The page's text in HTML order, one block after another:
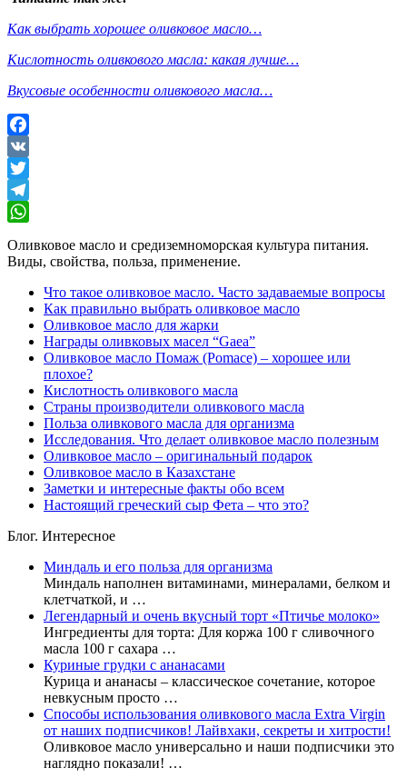
Как выбрать хорошее оливковое масло…
Кислотность оливкового масла: какая лучше…
Вкусовые особенности оливкового масла…
Facebook
VK
Twitter
Telegram
Оливковое масло и средиземноморская культура питания.
Виды, свойства, польза, применение.
Что такое оливковое масло. Часто задаваемые вопросы
Как правильно выбрать оливковое масло
Оливковое масло для жарки
Награды оливковых масел “Gaea”
Оливковое масло Помаж (Pomace) – хорошее или
плохое?
Кислотность оливкового масла
Страны производители оливкового масла
Польза оливкового масла для организма
Исследования. Что делает оливковое масло полезным
Оливковое масло – оригинальный подарок
Оливковое масло в Казахстане
Заметки и интересные факты обо всем
Настоящий греческий сыр Фета – что это?
Блог. Интересное
Миндаль и его польза для организма
Миндаль наполнен витаминами, минералами, белком и
клетчаткой, и …
Легендарный и очень вкусный торт «Птичье молоко»
Ингредиенты для торта: Для коржа 100 г сливочного
масла 100 г сахара …
Куриные грудки с ананасами
Курица и ананасы – классическое сочетание, которое
невкусным просто …
Способы использования оливкового масла Extra Virgin
от наших подписчиков! Лайвхаки, секреты и хитрости!
Оливковое масло универсально и наши подписчики это
наглядно показали! …